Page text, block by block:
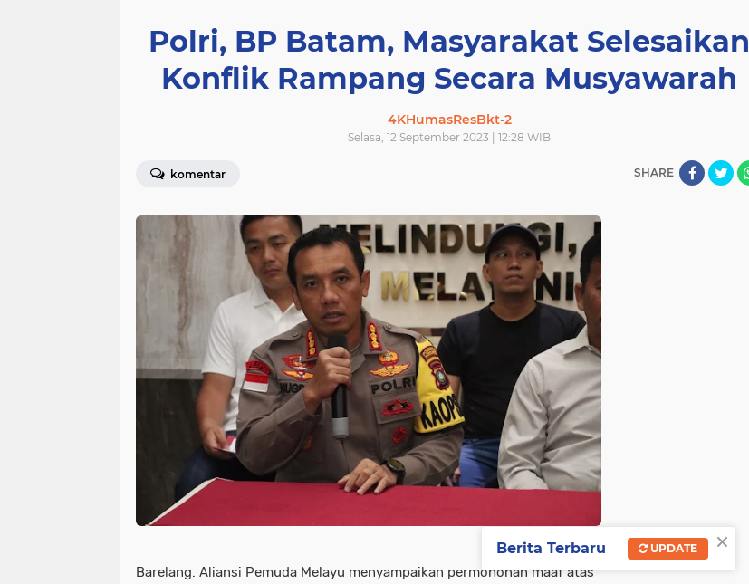
Polri, BP Batam, Masyarakat Selesaikan
Konflik Rampang Secara Musyawarah
4KHumasResBkt-2
Selasa, 12 September 2023 | 12:28 WIB
komentar SHARE
Barelang. Aliansi Pemuda Melayu menyampaikan permohonan maaf atas
×
Berita Terbaru UPDATE